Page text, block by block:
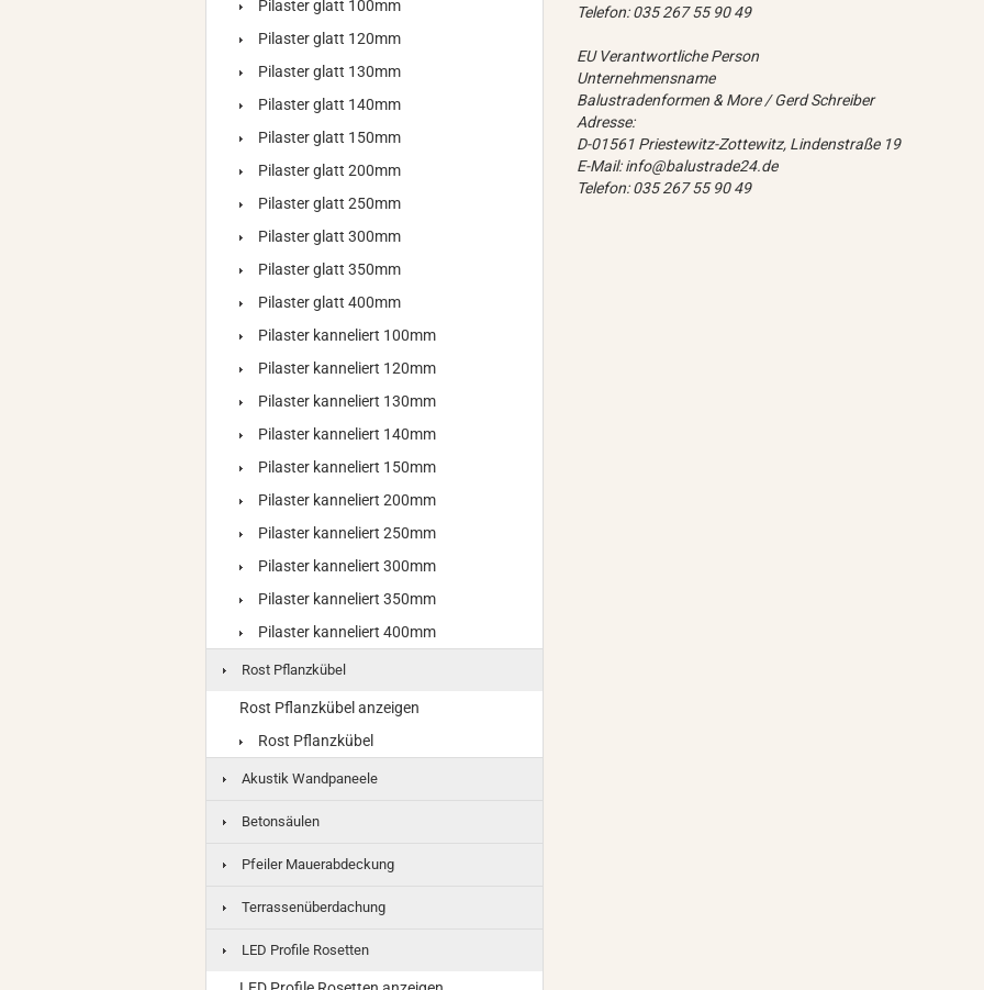
Telefon: 035 267 55 90 49
EU Verantwortliche Person
Unternehmensname
Balustradenformen & More / Gerd Schreiber
Adresse:
D-01561 Priestewitz-Zottewitz, Lindenstraße 19
E-Mail: info@balustrade24.de
Telefon: 035 267 55 90 49
Pilaster glatt 100mm
Pilaster glatt 120mm
Pilaster glatt 130mm
Pilaster glatt 140mm
Pilaster glatt 150mm
Pilaster glatt 200mm
Pilaster glatt 250mm
Pilaster glatt 300mm
Pilaster glatt 350mm
Pilaster glatt 400mm
Pilaster kanneliert 100mm
Pilaster kanneliert 120mm
Pilaster kanneliert 130mm
Pilaster kanneliert 140mm
Pilaster kanneliert 150mm
Pilaster kanneliert 200mm
Pilaster kanneliert 250mm
Pilaster kanneliert 300mm
Pilaster kanneliert 350mm
Pilaster kanneliert 400mm
Rost Pflanzkübel
Rost Pflanzkübel anzeigen
Rost Pflanzkübel
Akustik Wandpaneele
Betonsäulen
Pfeiler Mauerabdeckung
Terrassenüberdachung
LED Profile Rosetten